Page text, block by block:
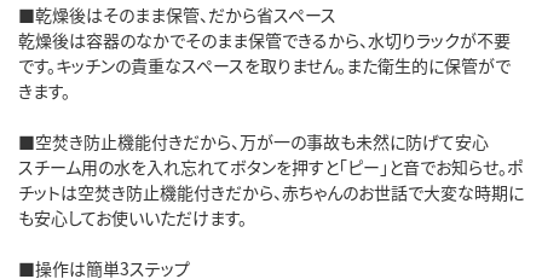
■乾燥後はそのまま保管、だから省スペース
乾燥後は容器のなかでそのまま保管できるから、水切りラックが不要
です。キッチンの貴重なスペースを取りません。また衛生的に保管がで
きます。
■空焚き防止機能付きだから、万が一の事故も未然に防げて安心
スチーム用の水を入れ忘れてボタンを押すと「ピー」と音でお知らせ。ポ
チットは空焚き防止機能付きだから、赤ちゃんのお世話で大変な時期に
も安心してお使いいただけます。
■操作は簡単3ステップ